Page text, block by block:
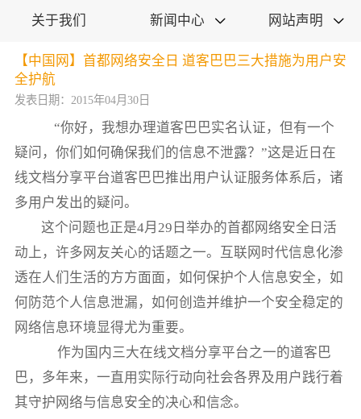
关于我们 新闻中心  网站声明 
【中国网】首都网络安全日 道客巴巴三大措施为用户安
全护航
发表日期：2015年04月30日
“你好，我想办理道客巴巴实名认证，但有一个
疑问，你们如何确保我们的信息不泄露？”这是近日在
线文档分享平台道客巴巴推出用户认证服务体系后，诸
多用户发出的疑问。
这个问题也正是4月29日举办的首都网络安全日活
动上，许多网友关心的话题之一。互联网时代信息化渗
透在人们生活的方方面面，如何保护个人信息安全，如
何防范个人信息泄漏，如何创造并维护一个安全稳定的
网络信息环境显得尤为重要。
作为国内三大在线文档分享平台之一的道客巴
巴，多年来，一直用实际行动向社会各界及用户践行着
其守护网络与信息安全的决心和信念。